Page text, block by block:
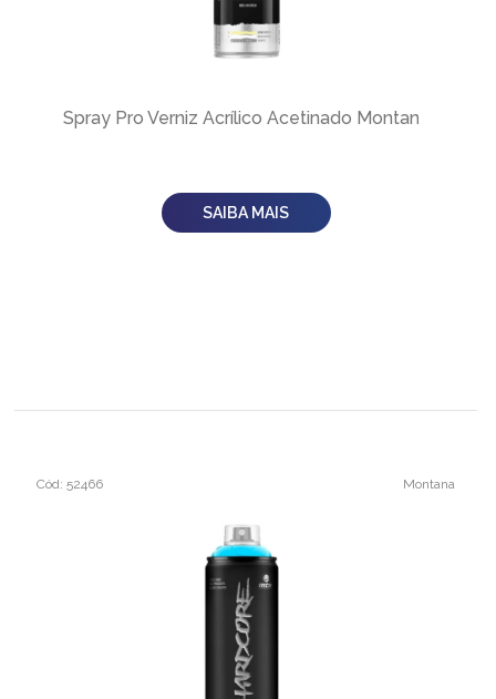
Spray Pro Verniz Acrílico Acetinado Montana
SAIBA MAIS
Cód: 52466 Montana